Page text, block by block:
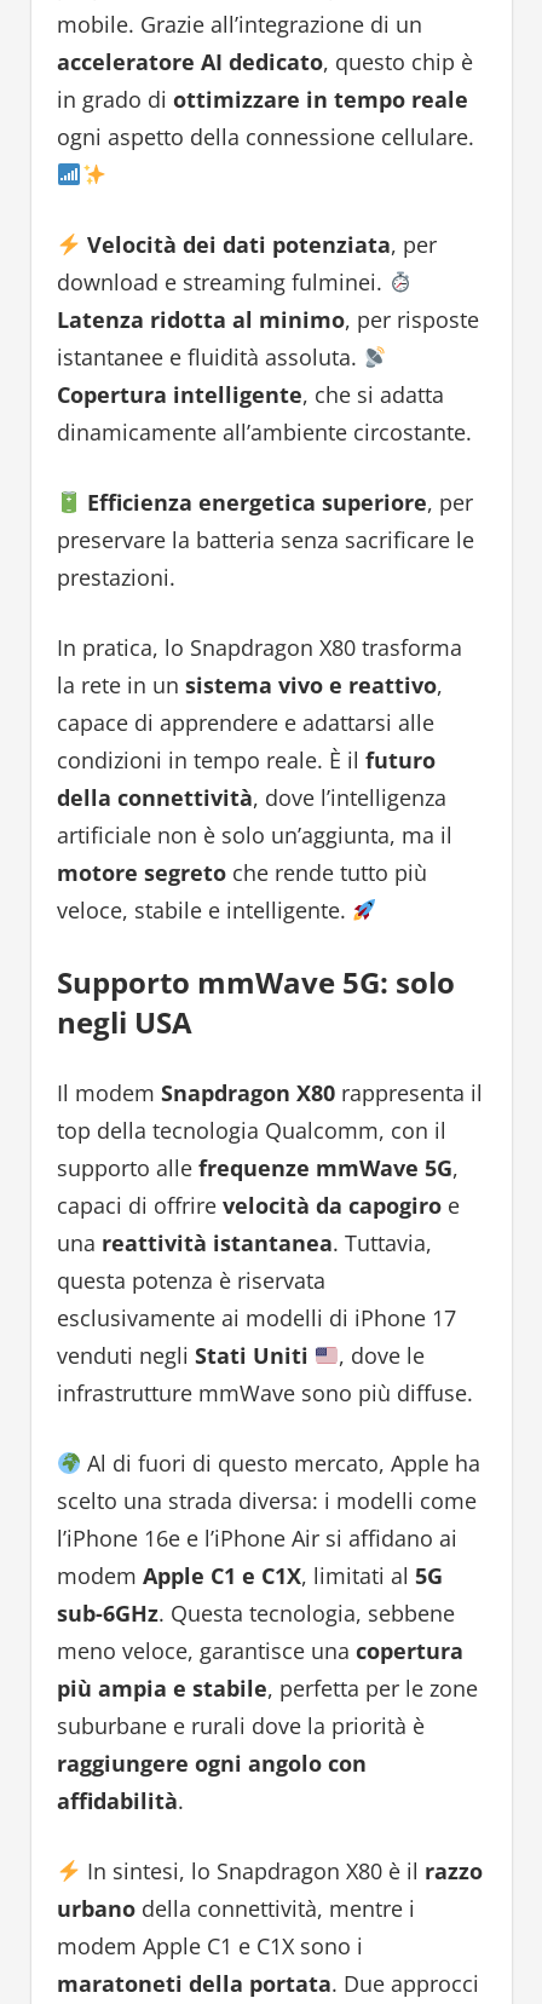
mobile. Grazie all’integrazione di un
acceleratore AI dedicato, questo chip è
in grado di ottimizzare in tempo reale
ogni aspetto della connessione cellulare.
Velocità dei dati potenziata, per
download e streaming fulminei.
Latenza ridotta al minimo, per risposte
istantanee e fluidità assoluta.
Copertura intelligente, che si adatta
dinamicamente all’ambiente circostante.
Efficienza energetica superiore, per
preservare la batteria senza sacrificare le
prestazioni.
In pratica, lo Snapdragon X80 trasforma
la rete in un sistema vivo e reattivo,
capace di apprendere e adattarsi alle
condizioni in tempo reale. È il futuro
della connettività, dove l’intelligenza
artificiale non è solo un’aggiunta, ma il
motore segretoche rende tutto più
veloce, stabile e intelligente.
Supporto mmWave 5G: solo
negli USA
Il modem Snapdragon X80rappresenta il
top della tecnologia Qualcomm, con il
supporto alle frequenze mmWave 5G,
capaci di offrire velocità da capogiroe
una reattività istantanea. Tuttavia,
questa potenza è riservata
esclusivamente ai modelli di iPhone 17
venduti negli Stati Uniti
, dove le
infrastrutture mmWave sono più diffuse.
Al di fuori di questo mercato, Apple ha
scelto una strada diversa: i modelli come
l’iPhone 16e e l’iPhone Air si affidano ai
modem Apple C1 e C1X, limitati al 5G
sub-6GHz. Questa tecnologia, sebbene
meno veloce, garantisce una copertura
più ampia e stabile, perfetta per le zone
suburbane e rurali dove la priorità è
raggiungere ogni angolo con
affidabilità.
In sintesi, lo Snapdragon X80 è il razzo
urbanodella connettività, mentre i
modem Apple C1 e C1X sono i
maratoneti della portata. Due approcci